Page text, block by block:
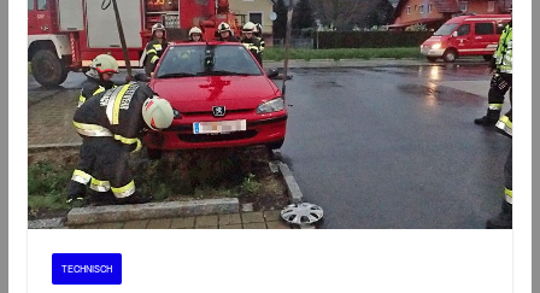
TECHNISCH